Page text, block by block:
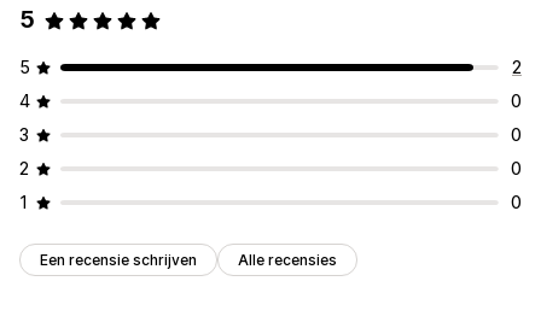
5
5
2
4
0
3
0
2
0
1
0
Een recensie schrijven Alle recensies